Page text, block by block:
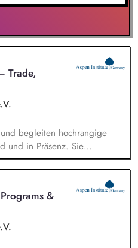
Trade,
begleiten hochrangige
und in Präsenz. Sie
in den Bereichen
und wirtschaftliche
Veranstaltungen,
und politische
und gewinnen
aus Politik,
&